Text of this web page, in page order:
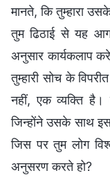
मानते, कि तुम्हारा
तुम ढिठाई से यह
अनुसार कार्यकलाप
तुम्हारी सोच के
नहीं, एक व्यक्ति
जिन्होंने उसके साथ
जिस पर तुम लोग
अनुसरण करते हो?